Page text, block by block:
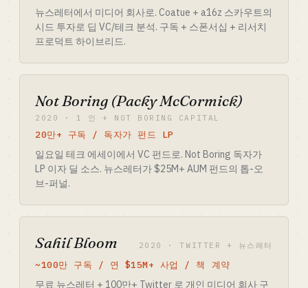
뉴스레터에서 미디어 회사로. Coatue + a16z 스카우트의
시드 투자로 딥 VC/테크 분석. 구독 + 스폰서십 + 리서치
프로덕트 하이브리드.
Not Boring (Packy McCormick)
2020 · 1 인 + NOT BORING CAPITAL
20만+ 구독 / 독자가 펀드 LP
일요일 테크 에세이에서 VC 펀드로. Not Boring 독자가
LP 이자 딜 소스. 뉴스레터가 $25M+ AUM 펀드의 톱-오
브-퍼널.
Sahil Bloom 2020 · TWITTER + 뉴스레터
~100만 구독 / 연 $15M+ 사업 / 책 계약
무료 뉴스레터 + 100만+ Twitter 로 개인 미디어 회사 구